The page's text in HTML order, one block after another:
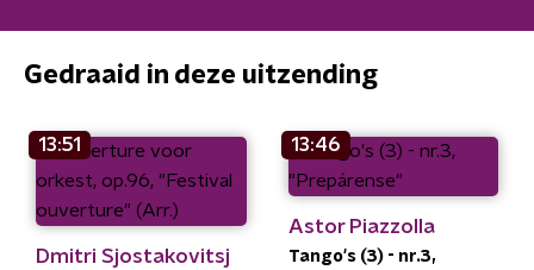
Gedraaid in deze uitzending
13:51
Dmitri Sjostakovitsj
13:46
Astor Piazzolla
Tango's (3) - nr.3,